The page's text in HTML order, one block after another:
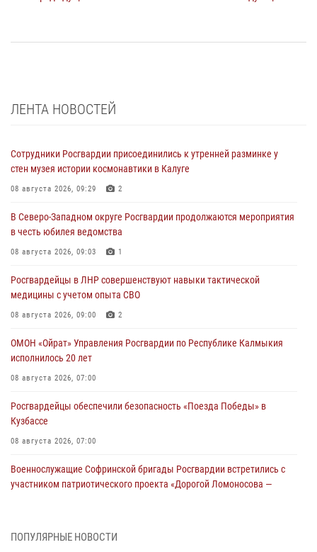
ЛЕНТА НОВОСТЕЙ
Сотрудники Росгвардии присоединились к утренней разминке у
стен музея истории космонавтики в Калуге
08 августа 2026, 09:29 2
В Северо-Западном округе Росгвардии продолжаются мероприятия
в честь юбилея ведомства
08 августа 2026, 09:03 1
Росгвардейцы в ЛНР совершенствуют навыки тактической
медицины с учетом опыта СВО
08 августа 2026, 09:00 2
ОМОН «Ойрат» Управления Росгвардии по Республике Калмыкия
исполнилось 20 лет
08 августа 2026, 07:00
Росгвардейцы обеспечили безопасность «Поезда Победы» в
Кузбассе
08 августа 2026, 07:00
Военнослужащие Софринской бригады Росгвардии встретились с
участником патриотического проекта «Дорогой Ломоносова —
ПОПУЛЯРНЫЕ НОВОСТИ